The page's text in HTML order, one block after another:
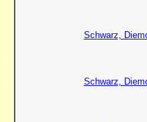
Schwarz,
Schwarz,